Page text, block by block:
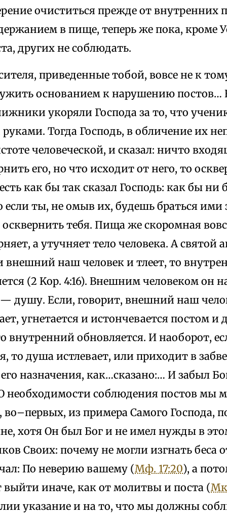
очиститься прежде от внутренних
в пище, теперь же пока, кроме
других не соблюдать.
приведенные тобой, вовсе не к
основанием к нарушению постов…
укоряли Господа за то, что
Тогда Господь, в обличение их
человеческой, и сказал: ничто
его, но что исходит от него, то
как бы так сказал Господь: как бы
если ты, не омыв их, будешь браться ими
тебя. Пища же скоромная
а утучняет тело человека. А святой
внешний наш человек и тлеет, то
(2 Kор. 4:16). Внешним человеком он
душу. Если, говорит, внешний наш
угнетается и истончевается постом и
внутренний обновляется. И наоборот,
то душа истлевает, или приходит в
назначения, как…сказано:… И забыл
необходимости соблюдения постов мы
во–первых, из примера Самого Господа,
хотя Он был Бог и не имел нужды в
Своих: почему не могли изгнать беса
По неверию вашему (Мф. 17:20), а
иначе, как от молитвы и поста (
указание и на то, что мы должны